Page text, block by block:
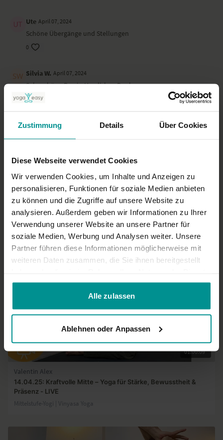
Zustimmung Details Über Cookies
Diese Webseite verwendet Cookies
Wir verwenden Cookies, um Inhalte und Anzeigen zu
personalisieren, Funktionen für soziale Medien anbieten
zu können und die Zugriffe auf unsere Website zu
analysieren. Außerdem geben wir Informationen zu Ihrer
Verwendung unserer Website an unsere Partner für
soziale Medien, Werbung und Analysen weiter. Unsere
Partner führen diese Informationen möglicherweise mit
weiteren Daten zusammen, die Sie ihnen bereitgestellt
gesammelt haben.
Alle zulassen
Ablehnen oder Anpassen
Ute April 07, 2024
Schöne Übergänge und Stellungen
0
Silvia W. April 07, 2024
Sehr schöne Praxis. Herzlichen Dank
0
Katyes B. April 05, 2024
Endlich mal wieder ein kreatives Kraftpaket mit gleichzeitig
0
Mehr laden
Ähnliche Videos
01:00:09
Valentin Alex
14.04.25: Kraftvolle Mitte – Yoga für Stärke, Bewusstheit &
Präsenz - LIVE
Mittelstufe-Yogi | Vinyasa Yoga